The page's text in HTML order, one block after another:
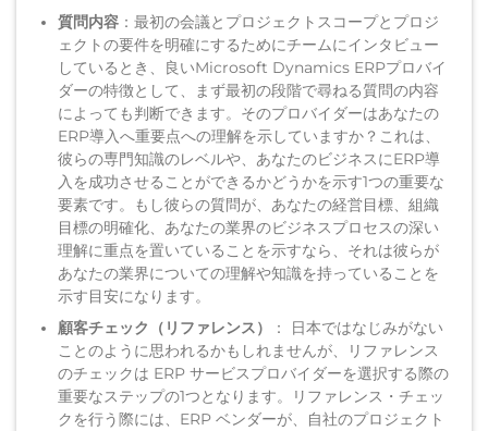
質問内容 ：最初の会議とプロジェクトスコープとプロジ
ェクトの要件を明確にするためにチームにインタビュー
しているとき、良いMicrosoft Dynamics ERPプロバイ
ダーの特徴として、まず最初の段階で尋ねる質問の内容
によっても判断できます。そのプロバイダーはあなたの
ERP導入へ重要点への理解を示していますか？これは、
彼らの専門知識のレベルや、あなたのビジネスにERP導
入を成功させることができるかどうかを示す1つの重要な
要素です。もし彼らの質問が、あなたの経営目標、組織
目標の明確化、あなたの業界のビジネスプロセスの深い
理解に重点を置いていることを示すなら、それは彼らが
あなたの業界についての理解や知識を持っていることを
示す目安になります。
顧客チェック（リファレンス）
： 日本ではなじみがない
ことのように思われるかもしれませんが、リファレンス
のチェックは ERP サービスプロバイダーを選択する際の
重要なステップの1つとなります。リファレンス・チェッ
クを行う際には、ERP ベンダーが、自社のプロジェクト